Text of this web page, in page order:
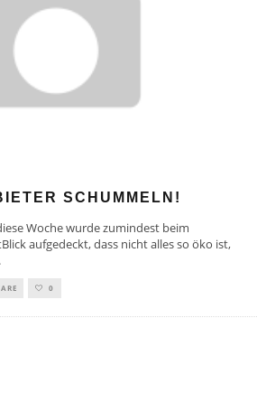
SCHUMMELN!
Woche wurde zumindest beim
aufgedeckt, dass nicht alles so öko ist,
0